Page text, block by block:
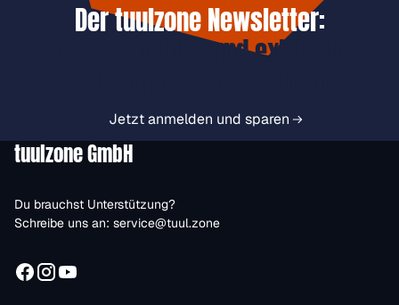
Der tuulzone Newsletter:
Jetzt anmelden und exklusive
Jetzt anmelden und sparen
tuulzone GmbH
Du brauchst Unterstützung?
Schreibe uns an: service@tuul.zone